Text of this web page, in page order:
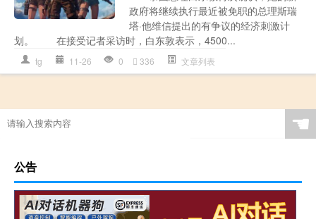
政府将继续执行最近被免职的总理斯瑞
塔·他维信提出的有争议的经济刺激计
划。 在接受记者采访时，白东敦表示，4500...
tg 11-26 0 336 文章列表
☚
公告